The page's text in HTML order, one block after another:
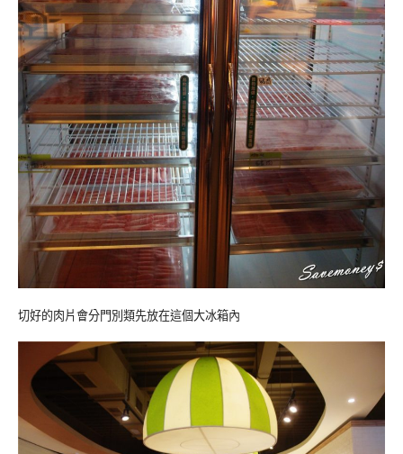
切好的肉片會分門別類先放在這個大冰箱內